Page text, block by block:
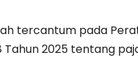
tercantum pada
Tahun 2025 tentang